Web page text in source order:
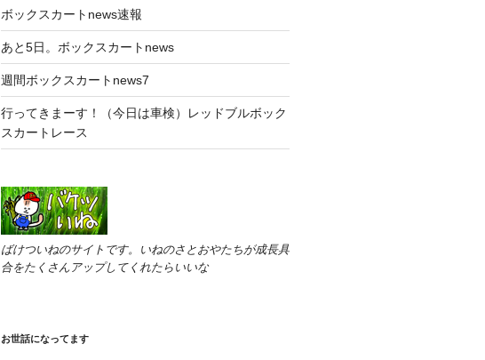
ボックスカートnews速報
あと5日。ボックスカートnews
週間ボックスカートnews7
行ってきまーす！（今日は車検）レッドブルボック
スカートレース
ばけついねのサイトです。いねのさとおやたちが成長具
合をたくさんアップしてくれたらいいな
お世話になってます